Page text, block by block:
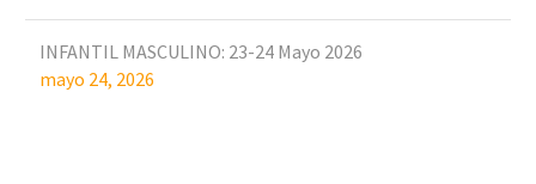
INFANTIL MASCULINO: 23-24 Mayo 2026
mayo 24, 2026